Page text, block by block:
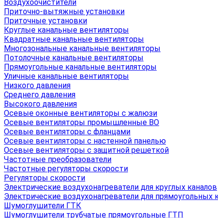
Воздухоочистители
Приточно-вытяжные установки
Приточные установки
Круглые канальные вентиляторы
Квадратные канальные вентиляторы
Многозональные канальные вентиляторы
Потолочные канальные вентиляторы
Прямоугольные канальные вентиляторы
Уличные канальные вентиляторы
Низкого давления
Среднего давления
Высокого давления
Осевые оконные вентиляторы с жалюзи
Осевые вентиляторы промышленные ВО
Осевые вентиляторы с фланцами
Осевые вентиляторы с настенной панелью
Осевые вентиляторы с защитной решеткой
Частотные преобразователи
Частотные регуляторы скорости
Регуляторы скорости
Электрические воздухонагреватели для круглых каналов
Электрические воздухонагреватели для прямоугольных
Шумоглушители ГТК
Шумоглушители трубчатые прямоугольные ГТП